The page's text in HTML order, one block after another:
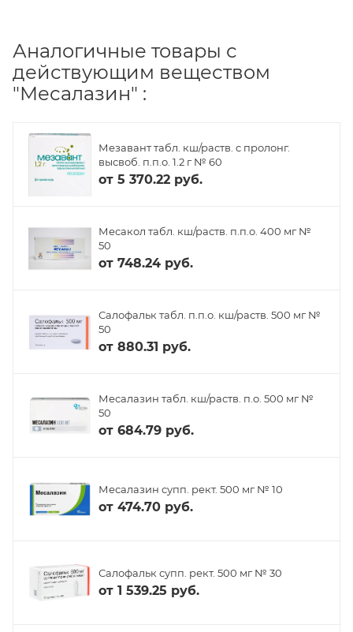
Аналогичные товары с
действующим веществом
"Месалазин" :
Мезавант табл. кш/раств. с пролонг.
высвоб. п.п.о. 1.2 г № 60
от 5 370.22 руб.
Месакол табл. кш/раств. п.п.о. 400 мг №
50
от 748.24 руб.
Салофальк табл. п.п.о. кш/раств. 500 мг №
50
от 880.31 руб.
Месалазин табл. кш/раств. п.о. 500 мг №
50
от 684.79 руб.
Месалазин супп. рект. 500 мг № 10
от 474.70 руб.
Салофальк супп. рект. 500 мг № 30
от 1 539.25 руб.